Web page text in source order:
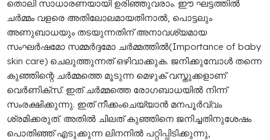
തൊലി സാധാരണയായി ഉരിഞ്ഞുവരാം. ഈ ഘട്ടത്തിൽ
ചർമ്മം വളരെ അതിലോലമായതിനാൽ, പൊട്ടലും
അണുബാധയും തടയുന്നതിന് അനാവശ്യമായ
സംഘർഷമോ സമ്മർദ്ദമോ ചർമ്മത്തിൽ(Importance of baby
skin care) ചെലുത്തുന്നത് ഒഴിവാക്കുക. ജനിക്കുമ്പോൾ തന്നെ
കുഞ്ഞിന്റെ ചർമ്മത്തെ മൂടുന്ന മെഴുക് വസ്തുക്കളാണ്
വെർണിക്സ്. ഇത് ചർമ്മത്തെ രോഗബാധയിൽ നിന്ന്
സംരക്ഷിക്കുന്നു. ഇത് നീക്കംചെയ്യാൻ മനപൂർവ്വം
ശ്രമിക്കരുത്. അതിൽ ചിലത് കുഞ്ഞിനെ ജനിച്ചതിനുശേഷം
പൊതിഞ്ഞ് എടുക്കുന്ന ലിനനിൽ പറ്റിപ്പിടിക്കുന്നു,